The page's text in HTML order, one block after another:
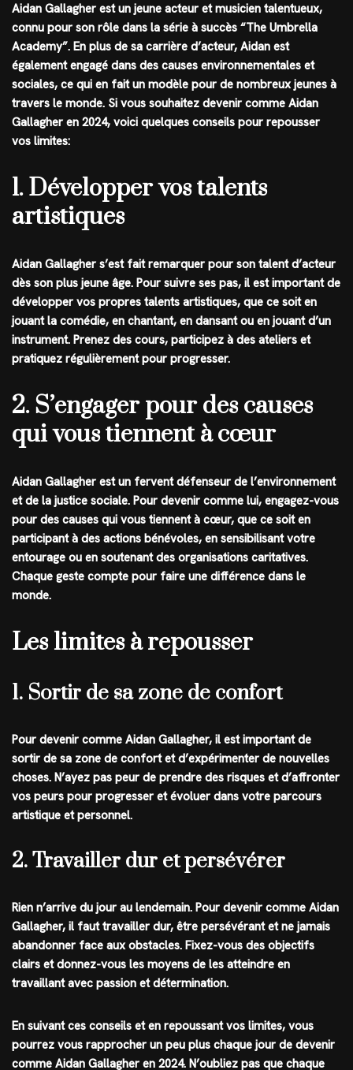
Aidan Gallagher est un jeune acteur et musicien talentueux,
connu pour son rôle dans la série à succès “The Umbrella
Academy”. En plus de sa carrière d’acteur, Aidan est
également engagé dans des causes environnementales et
sociales, ce qui en fait un modèle pour de nombreux jeunes à
travers le monde. Si vous souhaitez devenir comme Aidan
Gallagher en 2024, voici quelques conseils pour repousser
vos limites:
1. Développer vos talents
artistiques
Aidan Gallagher s’est fait remarquer pour son talent d’acteur
dès son plus jeune âge. Pour suivre ses pas, il est important de
développer vos propres talents artistiques, que ce soit en
jouant la comédie, en chantant, en dansant ou en jouant d’un
instrument. Prenez des cours, participez à des ateliers et
pratiquez régulièrement pour progresser.
2. S’engager pour des causes
qui vous tiennent à cœur
Aidan Gallagher est un fervent défenseur de l’environnement
et de la justice sociale. Pour devenir comme lui, engagez-vous
pour des causes qui vous tiennent à cœur, que ce soit en
participant à des actions bénévoles, en sensibilisant votre
entourage ou en soutenant des organisations caritatives.
Chaque geste compte pour faire une différence dans le
monde.
Les limites à repousser
1. Sortir de sa zone de confort
Pour devenir comme Aidan Gallagher, il est important de
sortir de sa zone de confort et d’expérimenter de nouvelles
choses. N’ayez pas peur de prendre des risques et d’affronter
vos peurs pour progresser et évoluer dans votre parcours
artistique et personnel.
2. Travailler dur et persévérer
Rien n’arrive du jour au lendemain. Pour devenir comme Aidan
Gallagher, il faut travailler dur, être persévérant et ne jamais
abandonner face aux obstacles. Fixez-vous des objectifs
clairs et donnez-vous les moyens de les atteindre en
travaillant avec passion et détermination.
En suivant ces conseils et en repoussant vos limites, vous
pourrez vous rapprocher un peu plus chaque jour de devenir
comme Aidan Gallagher en 2024. N’oubliez pas que chaque